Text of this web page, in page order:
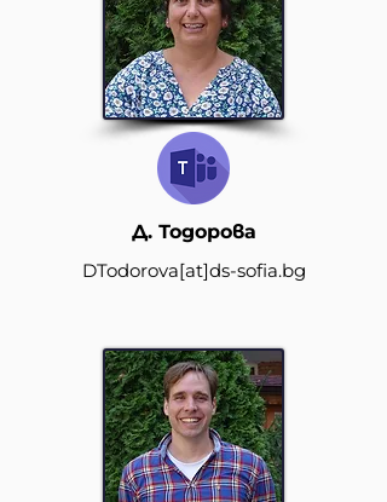
Д. Тодорова
DTodorova[at]ds-sofia.bg